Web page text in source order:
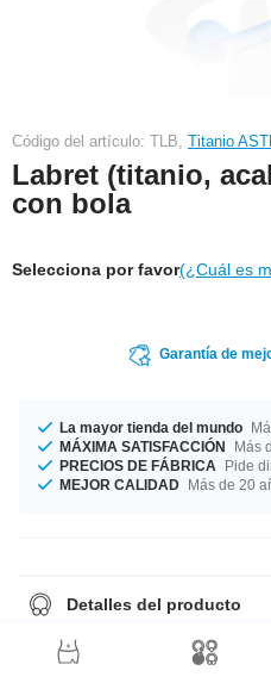
Código del artículo: TLB, Titanio
Labret (titanio,
con bola
Selecciona por favor(¿Cuál es
Garantía de
La mayor tienda del mundo
MÁXIMA SATISFACCIÓN
Más
PRECIOS DE FÁBRICA
Pide
MEJOR CALIDAD Más de 20
Detalles del producto
Es un simple labret de Titanio con
y tallas. Muy desenfadado.